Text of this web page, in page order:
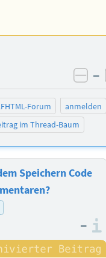
–
Forum
anmelden
im Thread-Baum
Speichern Code
–